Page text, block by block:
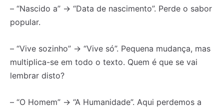
– “Nascido a” → “Data de nascimento”. Perde o sabor
popular.
– “Vive sozinho” → “Vive só”. Pequena mudança, mas
multiplica-se em todo o texto. Quem é que se vai
lembrar disto?
– “O Homem” → “A Humanidade”. Aqui perdemos a